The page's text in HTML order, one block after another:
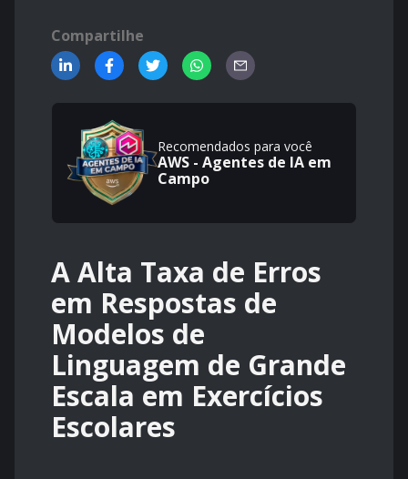
Compartilhe
Recomendados para você
AWS - Agentes de IA em
Campo
A Alta Taxa de Erros
em Respostas de
Modelos de
Linguagem de Grande
Escala em Exercícios
Escolares